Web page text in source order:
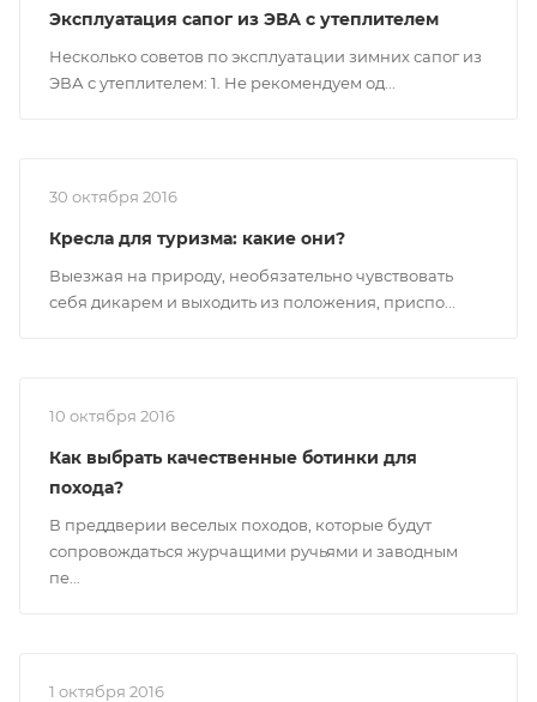
Эксплуатация сапог из ЭВА с утеплителем
Несколько советов по эксплуатации зимних сапог из
ЭВА с утеплителем: 1. Не рекомендуем од...
30 октября 2016
Кресла для туризма: какие они?
Выезжая на природу, необязательно чувствовать
себя дикарем и выходить из положения, приспо...
10 октября 2016
Как выбрать качественные ботинки для
похода?
В преддверии веселых походов, которые будут
сопровождаться журчащими ручьями и заводным
пе...
1 октября 2016